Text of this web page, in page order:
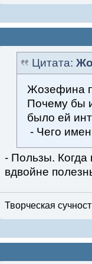
Цитата:
Жозефина
Почему бы
было ей
- Чего
- Пользы. Когда
вдвойне
Творческая